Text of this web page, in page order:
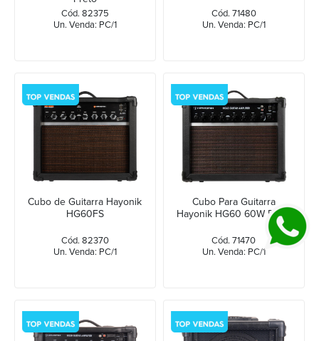
Cód. 82375
Un. Venda: PC/1
Cód. 71480
Un. Venda: PC/1
Cubo de Guitarra Hayonik
HG60FS
Cód. 82370
Un. Venda: PC/1
Cubo Para Guitarra
Hayonik HG60 60W Preto
Cód. 71470
Un. Venda: PC/1